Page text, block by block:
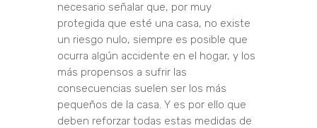
necesario señalar que, por muy
protegida que esté una casa, no existe
un riesgo nulo, siempre es posible que
ocurra algún accidente en el hogar, y los
más propensos a sufrir las
consecuencias suelen ser los más
pequeños de la casa. Y es por ello que
deben reforzar todas estas medidas de